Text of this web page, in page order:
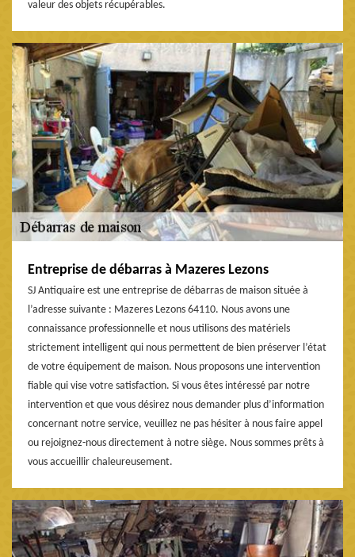
valeur des objets récupérables.
Entreprise de débarras à Mazeres Lezons
SJ Antiquaire est une entreprise de débarras de maison située à
l’adresse suivante : Mazeres Lezons 64110. Nous avons une
connaissance professionnelle et nous utilisons des matériels
strictement intelligent qui nous permettent de bien préserver l’état
de votre équipement de maison. Nous proposons une intervention
fiable qui vise votre satisfaction. Si vous êtes intéressé par notre
intervention et que vous désirez nous demander plus d’information
concernant notre service, veuillez ne pas hésiter à nous faire appel
ou rejoignez-nous directement à notre siège. Nous sommes prêts à
vous accueillir chaleureusement.